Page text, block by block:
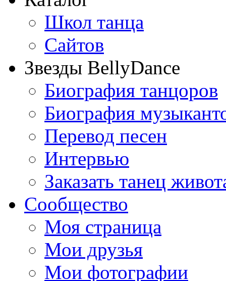
Школ танца
Сайтов
Звезды BellyDance
Биография танцоров
Биография
Перевод песен
Интервью
Заказать танец
Сообщество
Моя страница
Мои друзья
Мои фотографии